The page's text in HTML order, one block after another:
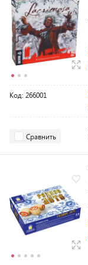
Код: 266001
Сравнить